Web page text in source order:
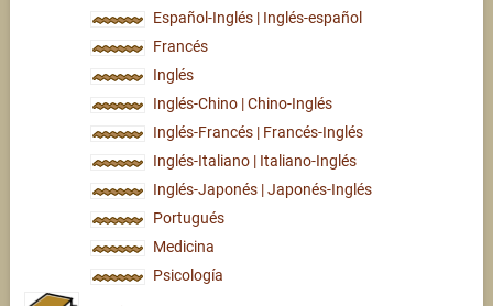
Español-Inglés | Inglés-español
Francés
Inglés
Inglés-Chino | Chino-Inglés
Inglés-Francés | Francés-Inglés
Inglés-Italiano | Italiano-Inglés
Inglés-Japonés | Japonés-Inglés
Portugués
Medicina
Psicología